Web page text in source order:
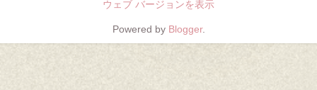
ウェブ バージョンを表示
Powered by Blogger.